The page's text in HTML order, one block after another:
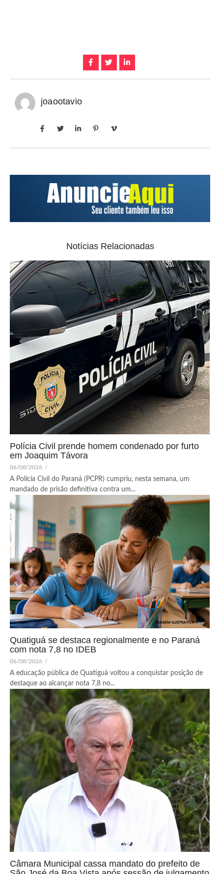
joaootavio
Notícias Relacionadas
Polícia Civil prende homem condenado por furto
em Joaquim Távora
06/08/2026 /
A Polícia Civil do Paraná (PCPR) cumpriu, nesta semana, um
mandado de prisão definitiva contra um...
Quatiguá se destaca regionalmente e no Paraná
com nota 7,8 no IDEB
06/08/2026 /
A educação pública de Quatiguá voltou a conquistar posição de
destaque ao alcançar nota 7,8 no...
Câmara Municipal cassa mandato do prefeito de